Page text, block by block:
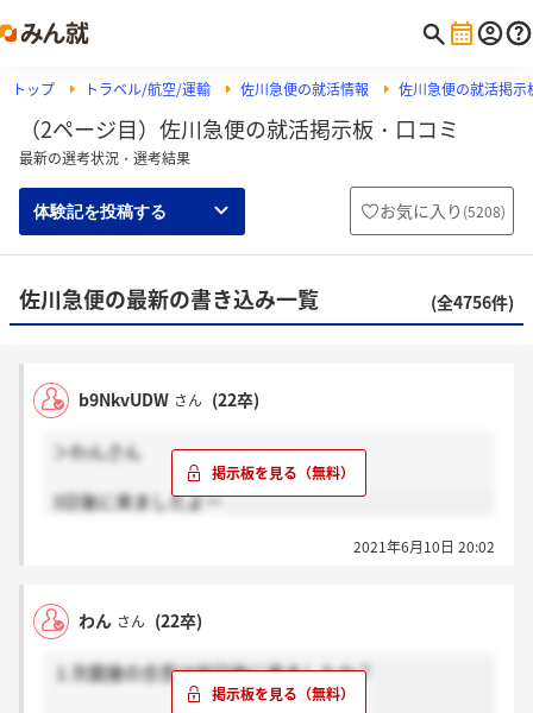
トップ トラベル/航空/運輸 佐川急便の就活情報 佐川急便の就活掲示
（2ページ目）佐川急便の就活掲示板・口コミ
最新の選考状況・選考結果
体験記を投稿する お気に入り (5208)
佐川急便の最新の書き込み一覧 (全4756件)
b9NkvUDW さん (22卒)
＞わんさん
3日後に来ましたよー
2021年6月10日 20:02
わん さん (22卒)
１次面接の合否は何日後に来ましたか？